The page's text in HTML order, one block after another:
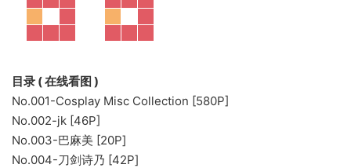
目录 ( 在线看图 )
No.001-Cosplay Misc Collection [580P]
No.002-jk [46P]
No.003-巴麻美 [20P]
No.004-刀剑诗乃 [42P]